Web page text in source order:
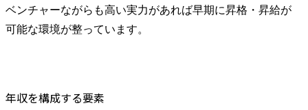
ベンチャーながらも高い実力があれば早期に昇格・昇給が
可能な環境が整っています。
年収を構成する要素